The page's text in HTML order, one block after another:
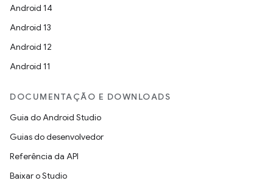
Android 14
Android 13
Android 12
Android 11
DOCUMENTAÇÃO E DOWNLOADS
Guia do Android Studio
Guias do desenvolvedor
Referência da API
Baixar o Studio